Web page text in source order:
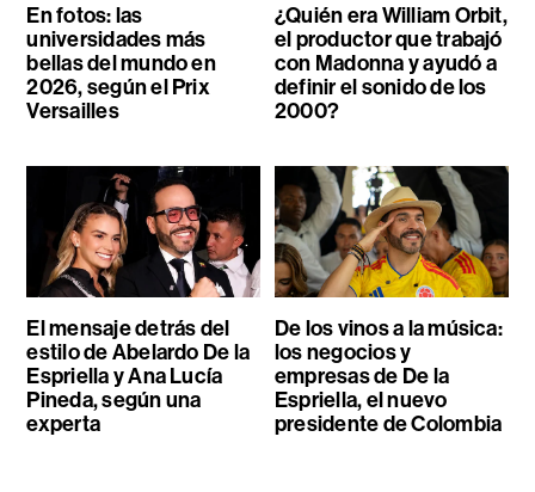
En fotos: las
universidades más
bellas del mundo en
2026, según el Prix
Versailles
¿Quién era William Orbit,
el productor que trabajó
con Madonna y ayudó a
definir el sonido de los
2000?
El mensaje detrás del
estilo de Abelardo De la
Espriella y Ana Lucía
Pineda, según una
experta
De los vinos a la música:
los negocios y
empresas de De la
Espriella, el nuevo
presidente de Colombia